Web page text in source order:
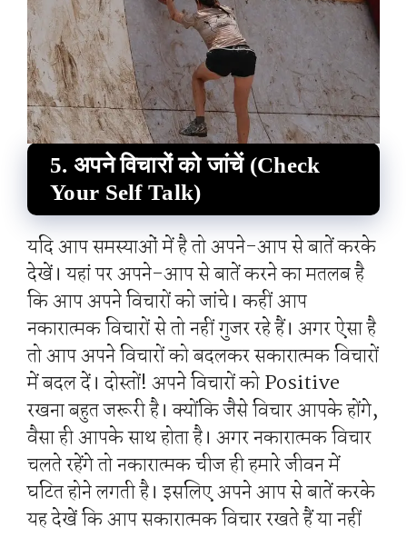
5. अपने विचारों को जांचें (Check
Your Self Talk)
यदि आप समस्याओं में है तो अपने-आप से बातें करके
देखें। यहां पर अपने-आप से बातें करने का मतलब है
कि आप अपने विचारों को जांचे। कहीं आप
नकारात्मक विचारों से तो नहीं गुजर रहे हैं। अगर ऐसा है
तो आप अपने विचारों को बदलकर सकारात्मक विचारों
में बदल दें। दोस्तों! अपने विचारों को Positive
रखना बहुत जरूरी है। क्योंकि जैसे विचार आपके होंगे,
वैसा ही आपके साथ होता है। अगर नकारात्मक विचार
चलते रहेंगे तो नकारात्मक चीज ही हमारे जीवन में
घटित होने लगती है। इसलिए अपने आप से बातें करके
यह देखें कि आप सकारात्मक विचार रखते हैं या नहीं